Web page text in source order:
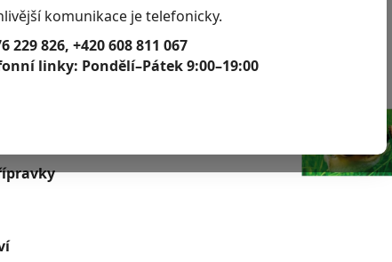
komunikace je telefonicky.
229 826, +420 608 811 067
linky: Pondělí–Pátek 9:00–19:00